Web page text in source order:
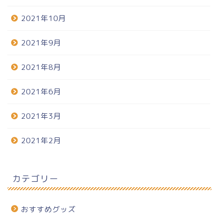
2021年10月
2021年9月
2021年8月
2021年6月
2021年3月
2021年2月
カテゴリー
おすすめグッズ